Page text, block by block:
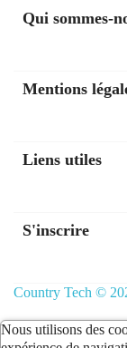
Qui sommes-
Mentions
Liens utiles
S'inscrire
Country Tech ©
Nous utilisons des